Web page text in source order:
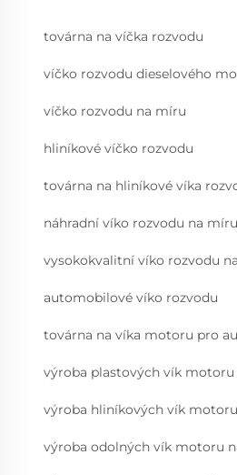
továrna na víčka rozvodu
víčko rozvodu dieselového
víčko rozvodu na míru
hliníkové víčko rozvodu
továrna na hliníkové víka
náhradní víko rozvodu na míru
vysokokvalitní víko rozvodu
automobilové víko rozvodu
továrna na víka motoru pro
výroba plastových vík
výroba hliníkových vík
výroba odolných vík motoru